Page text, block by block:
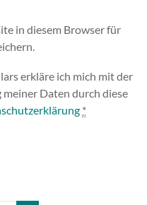
in diesem Browser für
erkläre ich mich mit der
Daten durch diese
*